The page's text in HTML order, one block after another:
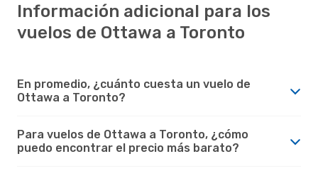
Información adicional para los
vuelos de Ottawa a Toronto
En promedio, ¿cuánto cuesta un vuelo de
Ottawa a Toronto?
Para vuelos de Ottawa a Toronto, ¿cómo
puedo encontrar el precio más barato?